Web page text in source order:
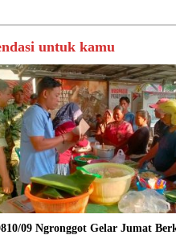
untuk kamu
09 Ngronggot Gelar Jumat